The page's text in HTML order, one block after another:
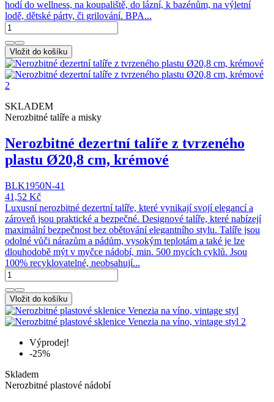
hodí do wellness, na koupaliště, do lázní, k bazénům, na výletní
lodě, dětské párty, či grilování. BPA...
Vložit do košíku
SKLADEM
Nerozbitné talíře a misky
Nerozbitné dezertní talíře z tvrzeného
plastu Ø20,8 cm, krémové
BLK1950N-41
41,52 Kč
Luxusní nerozbitné dezertní talíře, které vynikají svojí elegancí a
zároveň jsou praktické a bezpečné. Designové talíře, které nabízejí
maximální bezpečnost bez obětování elegantního stylu. Talíře jsou
odolné vůči nárazům a pádům, vysokým teplotám a také je lze
dlouhodobě mýt v myčce nádobí, min. 500 mycích cyklů. Jsou
100% recyklovatelné, neobsahují...
Vložit do košíku
Výprodej!
-25%
Skladem
Nerozbitné plastové nádobí